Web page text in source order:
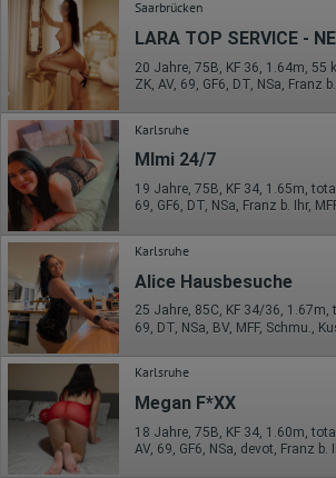
Saarbrücken
LARA TOP SERVICE -
ZK, AV, 69, GF6, DT, NSa, Franz
Karlsruhe
MImi 24/7
69, GF6, DT, NSa, Franz b. Ihr,
Karlsruhe
Alice Hausbesuche
Karlsruhe
Megan F*XX
AV, 69, GF6, NSa, devot, Franz b.